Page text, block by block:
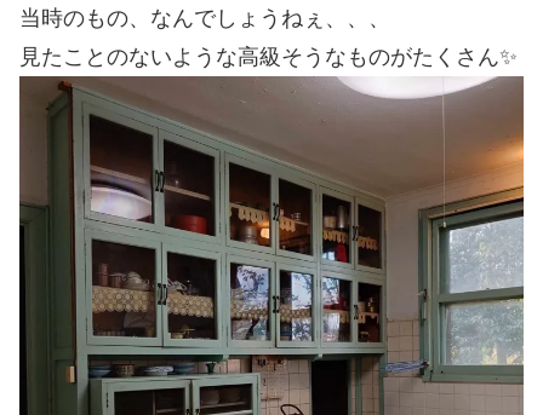
当時のもの、なんでしょうねぇ、、、
見たことのないような高級そうなものがたくさん✨